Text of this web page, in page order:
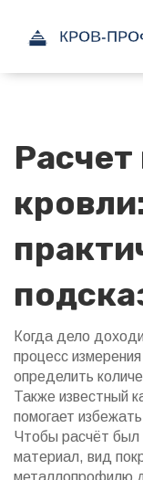
Когда дело
процесс
определить
Также известный
помогает
Чтобы расчёт
материал, вид
металлопрофилю